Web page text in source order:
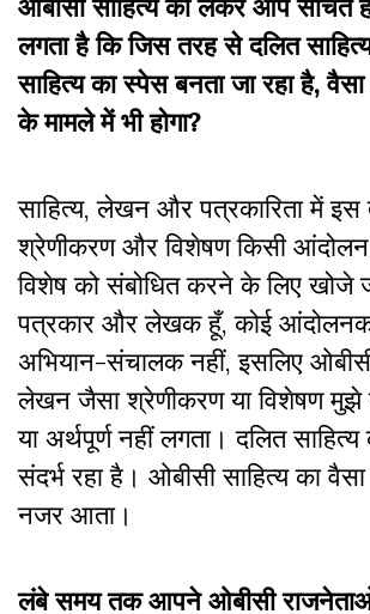
ओबीसी साहित्य को लेकर आप सोचते
लगता है कि जिस तरह से दलित
साहित्य का स्पेस बनता जा रहा है,
के मामले में भी होगा?
साहित्य, लेखन और पत्रकारिता में इस
श्रेणीकरण और विशेषण किसी आंदोलन
विशेष को संबोधित करने के लिए खोजे
पत्रकार और लेखक हूँ, कोई
अभियान-संचालक नहीं, इसलिए ओबीसी
लेखन जैसा श्रेणीकरण या विशेषण मुझे
या अर्थपूर्ण नहीं लगता। दलित
संदर्भ रहा है। ओबीसी साहित्य का
नजर आता।
लंबे समय तक आपने ओबीसी